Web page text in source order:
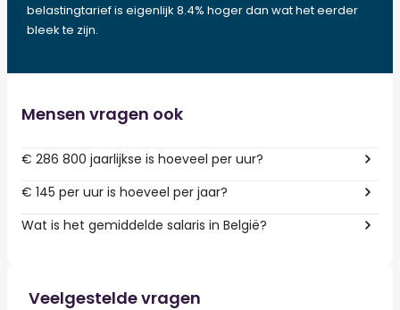
belastingtarief is eigenlijk 8.4% hoger dan wat het eerder
bleek te zijn.
Mensen vragen ook
€ 286 800 jaarlijkse is hoeveel per uur?
€ 145 per uur is hoeveel per jaar?
Wat is het gemiddelde salaris in België?
Veelgestelde vragen